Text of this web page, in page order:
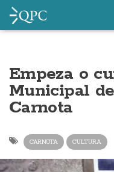
Empeza o
Municipal
Carnota
CARNOTA CULTURA